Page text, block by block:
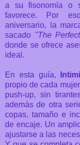
a su fisonomía o
favorece. Por
aniversario, la
sacado "The
donde se ofrece
ideal.
En esta guía,
propio de cada
push-up, sin
además de otra
copas, tamaño e
de encaje. Un
ajustarse a las